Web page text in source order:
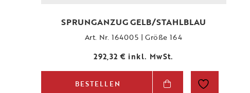
SPRUNGANZUG GELB/STAHLBLAU
Art. Nr. 164005 | Größe 164
292,32€ inkl. MwSt.
BESTELLEN